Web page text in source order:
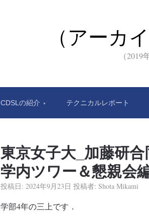
（アーカ
（
CDSLの紹介 テクニカルレポート
東京女子大_加藤研
学内ツワー＆懇親会
投稿日: 2024年9月23日 投稿者: Shota Mikami
学部4年の三上です．